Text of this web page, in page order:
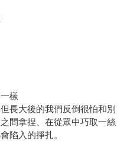
樣
長大後的我們反倒很怕和別
間拿捏、在從眾中巧取一絲
陷入的掙扎。